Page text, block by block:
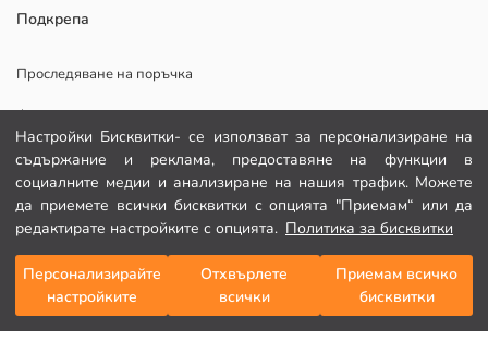
Настройки Бисквитки- се използват за персонализиране на
съдържание и реклама, предоставяне на функции в
социалните медии и анализиране на нашия трафик. Можете
да приемете всички бисквитки с опцията "Приемам“ или да
редактирате настройките с опцията. Политика за бисквитки
Персонализирайте
настройките
Отхвърлете
всички
Приемам всичко
бисквитки
Добави в кошницата
Карирани панталони за момичета, изработени от плат сийсъкър.
Свободна кройка, широк крачол, еластична талия и връзка.
Основен Плат:
Продавач:
Марка:
Пол:
Подходящ:
Плат:
Талия Fit:
Дебелина:
Подкрепа
Проследяване на поръчка
Формуляр за контакт
082 299 644
ПОМОЩ
Често задавани въпроси
Връщане
Последвай ни